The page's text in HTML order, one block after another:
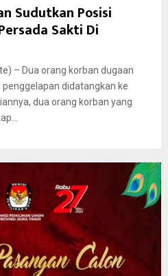
Sudutkan Posisi
Sakti Di
– Dua orang korban dugaan
didatangkan ke
dua orang korban yang